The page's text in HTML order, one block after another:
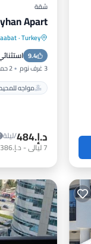
شقة
Apart
Turkey
·
9.4
3 غرف نوم 2 حمامات
مواجه
مواجه
إفطار
د.إ.‏484
/ليلة
7ليالي- د.إ.‏3,386